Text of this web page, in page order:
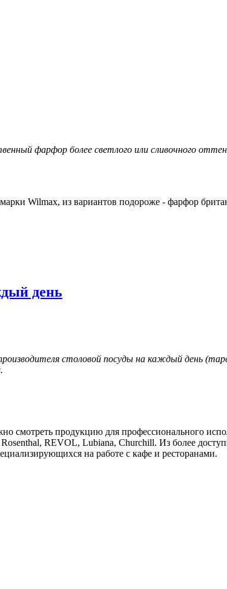
фарфор более светлого или сливочного
Wilmax, из вариантов подороже - фарфор
день
столовой посуды на каждый день
смотреть продукцию для профессионального
REVOL, Lubiana, Churchill. Из более
на работе с кафе и ресторанами.